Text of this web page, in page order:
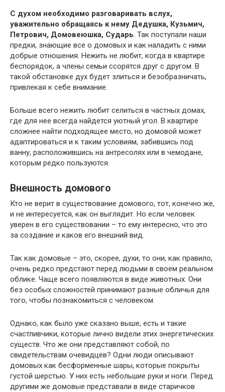
С духом необходимо разговаривать вслух,
уважительно обращаясь к нему Дедушка, Кузьмич,
Петрович, Домовеюшка, Сударь. Так поступали наши
предки, знающие все о домовых и как наладить с ними
добрые отношения. Нежить не любит, когда в квартире
беспорядок, а члены семьи ссорятся друг с другом. В
такой обстановке дух будет злиться и безобразничать,
привлекая к себе внимание.
Больше всего нежить любит селиться в частных домах,
где для нее всегда найдется уютный угол. В квартире
сложнее найти подходящее место, но домовой может
адаптироваться и к таким условиям, забившись под
ванну, расположившись на антресолях или в чемодане,
которым редко пользуются.
Внешность домового
Кто не верит в существование домового, тот, конечно же,
и не интересуется, как он выглядит. Но если человек
уверен в его существовании – то ему интересно, что это
за создание и каков его внешний вид.
Так как домовые – это, скорее, духи, то они, как правило,
очень редко предстают перед людьми в своем реальном
облике. Чаще всего появляются в виде животных. Они
без особых сложностей принимают разные обличья для
того, чтобы познакомиться с человеком.
Однако, как было уже сказано выше, есть и такие
счастливчики, которые лично видели этих энергетических
существ. Что же они представляют собой, по
свидетельствам очевидцев? Одни люди описывают
домовых как бесформенные шары, которые покрыты
густой шерстью. У них есть небольшие руки и ноги. Перед
другими же домовые представали в виде старичков